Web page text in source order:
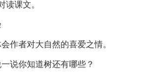
读课文。
作者对大自然的喜爱之情。
说你知道树还有哪些？